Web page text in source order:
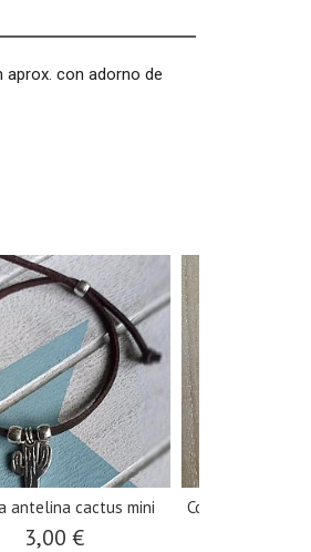
aprox. con adorno de
antelina cactus mini
3,00 €
Colgante media